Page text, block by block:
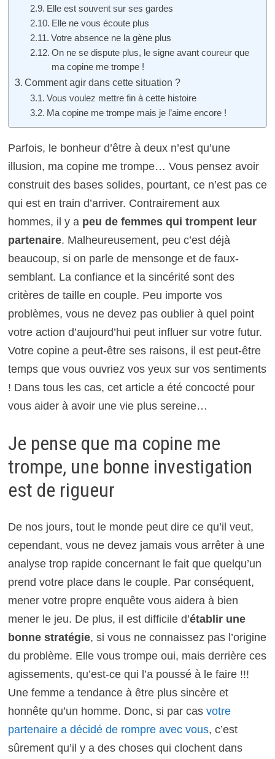
Elle est souvent sur ses gardes
Elle ne vous écoute plus
Votre absence ne la gène plus
On ne se dispute plus, le signe avant coureur que
ma copine me trompe !
Comment agir dans cette situation ?
Vous voulez mettre fin à cette histoire
Ma copine me trompe mais je l’aime encore !
Parfois, le bonheur d’être à deux n’est qu’une
illusion, ma copine me trompe… Vous pensez avoir
construit des bases solides, pourtant, ce n’est pas ce
qui est en train d’arriver. Contrairement aux
hommes, il y a peu de femmes qui trompent leur
partenaire. Malheureusement, peu c’est déjà
beaucoup, si on parle de mensonge et de faux-
semblant. La confiance et la sincérité sont des
critères de taille en couple. Peu importe vos
problèmes, vous ne devez pas oublier à quel point
votre action d’aujourd’hui peut influer sur votre futur.
Votre copine a peut-être ses raisons, il est peut-être
temps que vous ouvriez vos yeux sur vos sentiments
! Dans tous les cas, cet article a été concocté pour
vous aider à avoir une vie plus sereine…
Je pense que ma copine me
trompe, une bonne investigation
est de rigueur
De nos jours, tout le monde peut dire ce qu’il veut,
cependant, vous ne devez jamais vous arrêter à une
analyse trop rapide concernant le fait que quelqu’un
prend votre place dans le couple. Par conséquent,
mener votre propre enquête vous aidera à bien
mener le jeu. De plus, il est difficile d’établir une
bonne stratégie, si vous ne connaissez pas l’origine
du problème. Elle vous trompe oui, mais derrière ces
agissements, qu’est-ce qui l’a poussé à le faire !!!
Une femme a tendance à être plus sincère et
honnête qu’un homme. Donc, si par cas votre
partenaire a décidé de rompre avec vous, c’est
sûrement qu’il y a des choses qui clochent dans